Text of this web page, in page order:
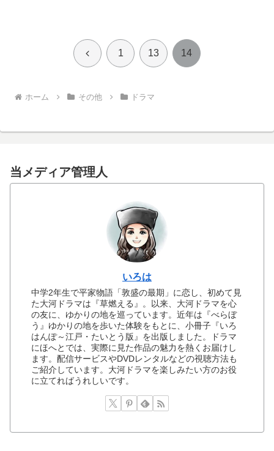
前 1 13 14
ホーム その他 ドラマ
当メディア管理人
いろは
中学2年生で平家物語「敦盛の最期」に恋し、初めて見
た大河ドラマは『草燃える』。以来、大河ドラマを心
の友に、ゆかりの地を巡っています。近年は『べらぼ
う』ゆかりの地を歩いた体験をもとに、小冊子『いろ
はんぽ～江戸・たいとう版』を出版しました。ドラマ
にほへとでは、実際に見た作品の魅力を熱くお届けし
ます。配信サービスやDVDレンタルなどの視聴方法も
ご紹介しています。大河ドラマを楽しみたい方のお役
に立てればうれしいです。